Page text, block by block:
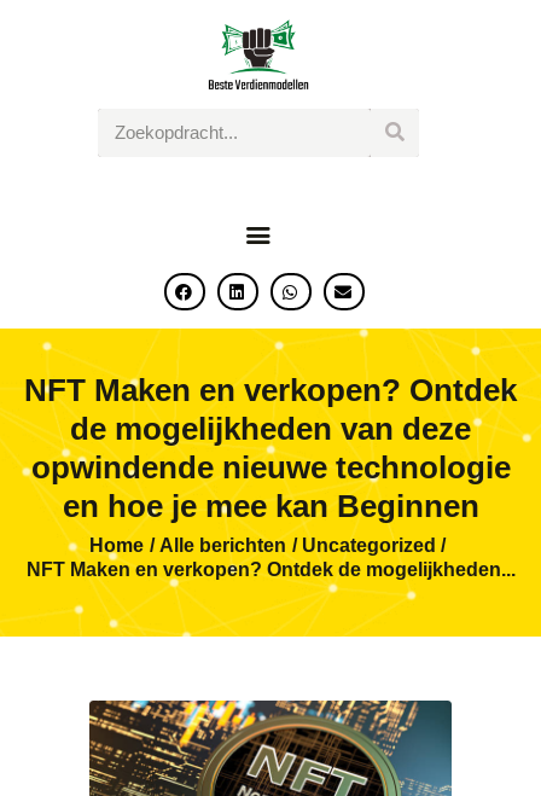
NFT Maken en verkopen? Ontdek
de mogelijkheden van deze
opwindende nieuwe technologie
en hoe je mee kan Beginnen
Home Alle berichten
Uncategorized
NFT Maken en verkopen? Ontdek de mogelijkheden...
BESTE VERDIENMODELLEN
Jouw weg naar financiele vrijheid begint hier!
CONTACT